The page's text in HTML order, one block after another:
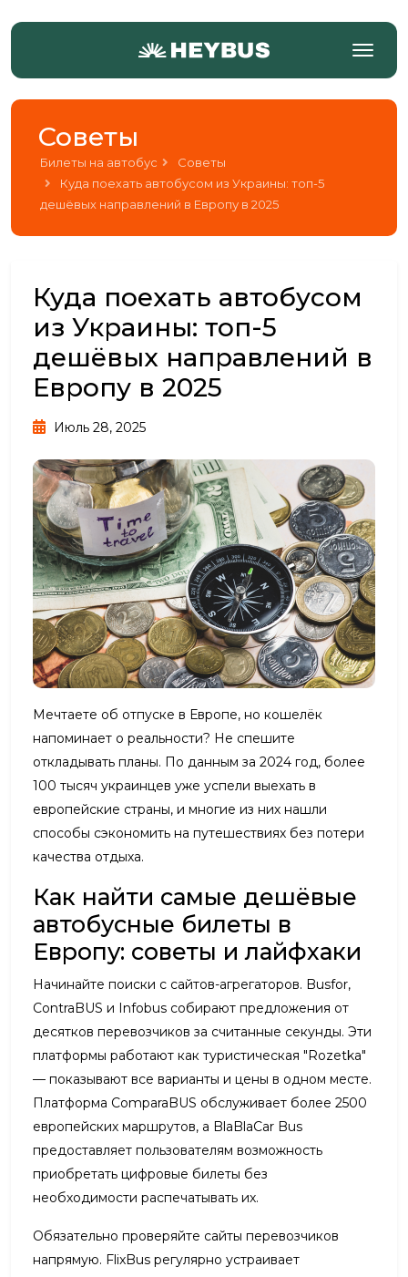
Советы
Билеты на автобус
Советы
Куда поехать автобусом из Украины: топ-5
дешёвых направлений в Европу в 2025
Куда поехать автобусом
из Украины: топ-5
дешёвых направлений в
Европу в 2025
Июль 28, 2025
Мечтаете об отпуске в Европе, но кошелёк
напоминает о реальности? Не спешите
откладывать планы. По данным за 2024 год, более
100 тысяч украинцев уже успели выехать в
европейские страны, и многие из них нашли
способы сэкономить на путешествиях без потери
качества отдыха.
Как найти самые дешёвые
автобусные билеты в
Европу: советы и лайфхаки
Начинайте поиски с сайтов-агрегаторов. Busfor,
ContraBUS и Infobus собирают предложения от
десятков перевозчиков за считанные секунды. Эти
платформы работают как туристическая "Rozetka"
— показывают все варианты и цены в одном месте.
Платформа ComparaBUS обслуживает более 2500
европейских маршрутов, а BlaBlaCar Bus
предоставляет пользователям возможность
приобретать цифровые билеты без
необходимости распечатывать их.
Обязательно проверяйте сайты перевозчиков
напрямую. FlixBus регулярно устраивает